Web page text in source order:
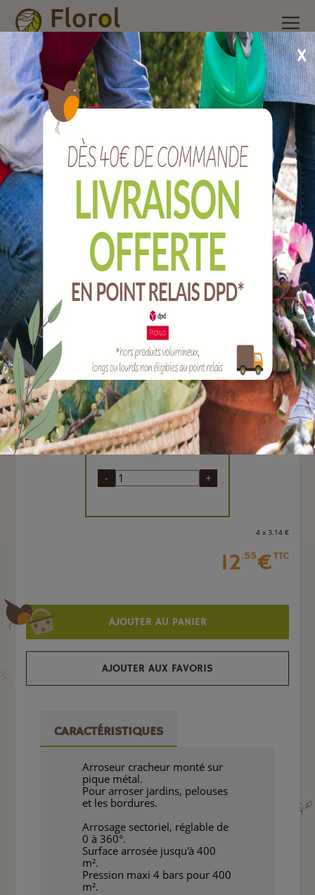
Accueil Nos produits /Arrosage/Raccords plastiques et
accessoires
/Arroseur cracheur sur pique métal 400 m².
Arroseur cracheur sur pique métal 400 m².
Ref :
A1411
EAN :3700194406936
Marque :
SOERGEN Distribution
Arroseur cracheur monté sur pique en métal
idéalement conçu pour les pelouses, jardins et
bordures.
Quantité :
Unité
- +
4 x 3.14€
12.55€TTC
AJOUTER AU PANIER
AJOUTER AUX FAVORIS
CARACTÉRISTIQUES
Arroseur cracheur monté sur
pique métal.
Pour arroser jardins, pelouses
et les bordures.
Arrosage sectoriel, réglable de
0 à 360°.
Surface arrosée jusqu'à 400
m².
Pression maxi 4 bars pour 400
m².